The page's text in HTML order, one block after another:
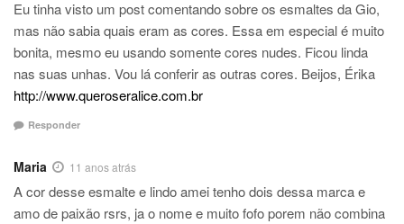
Eu tinha visto um post comentando sobre os esmaltes da Gio,
mas não sabia quais eram as cores. Essa em especial é muito
bonita, mesmo eu usando somente cores nudes. Ficou linda
nas suas unhas. Vou lá conferir as outras cores. Beijos, Érika
http://www.queroseralice.com.br
Responder
Maria 11 anos atrás
A cor desse esmalte e lindo amei tenho dois dessa marca e
amo de paixão rsrs, ja o nome e muito fofo porem não combina